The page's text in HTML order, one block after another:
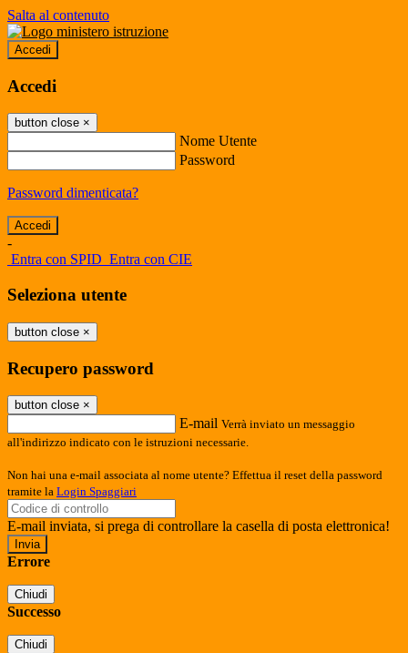
Salta al contenuto
Accedi
Accedi
button close ×
Nome Utente
Password
Password dimenticata?
-
Entra con SPID Entra con CIE
Seleziona utente
button close ×
Recupero password
button close ×
E-mail Verrà inviato un messaggio
all'indirizzo indicato con le istruzioni necessarie.
Non hai una e-mail associata al nome utente? Effettua il reset della password
tramite la Login Spaggiari
E-mail inviata, si prega di controllare la casella di posta elettronica!
Errore
Chiudi
Successo
Chiudi